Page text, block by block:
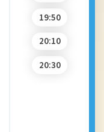
19:50
20:10
20:30